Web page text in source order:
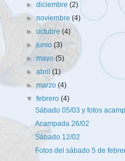
►diciembre(2)
►noviembre(4)
►octubre(4)
►junio(3)
►mayo(5)
►abril(1)
►marzo(4)
▼febrero(4)
Sábado 05/03 y fotos
Acampada 26/02
Sábado 12/02
Fotos del sábado 5 de